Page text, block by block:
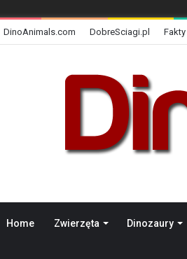
DinoAnimals.com DobreSciagi.pl Fakty
Home Zwierzęta Dinozaury